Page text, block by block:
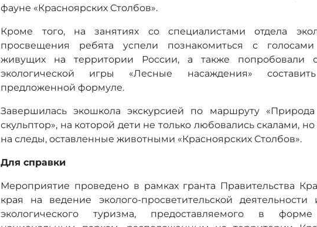
фауне «Красноярских Столбов».
Кроме того, на занятиях со специалистами отдела
просвещения ребята успели познакомиться с
живущих на территории России, а также попробовали
экологической игры «Лесные насаждения»
предложенной формуле.
Завершилась экошкола экскурсией по маршруту
скульптор», на которой дети не только любовались скалами,
на следы, оставленные животными «Красноярских Столбов».
Для справки
Мероприятие проведено в рамках гранта Правительства
края на ведение эколого-просветительской деятельности
экологического туризма, предоставляемого в